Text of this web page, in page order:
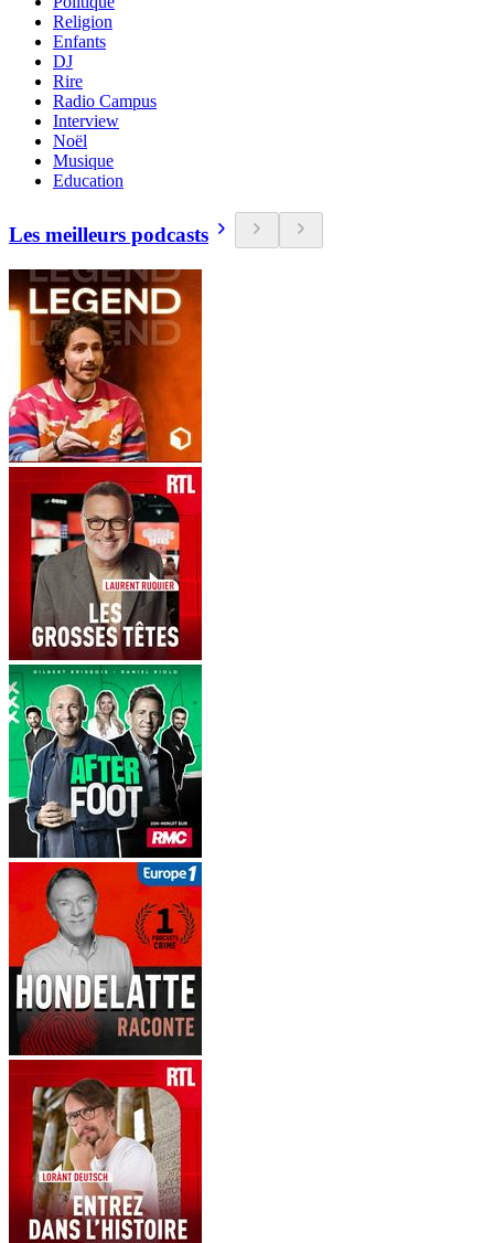
Religion
Enfants
DJ
Rire
Radio Campus
Interview
Noël
Musique
Education
Les meilleurs podcasts